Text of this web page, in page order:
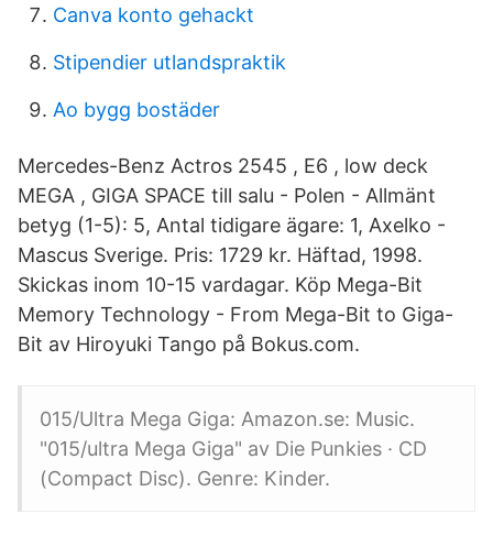
Canva konto gehackt
Stipendier utlandspraktik
Ao bygg bostäder
Mercedes-Benz Actros 2545 , E6 , low deck
MEGA , GIGA SPACE till salu - Polen - Allmänt
betyg (1-5): 5, Antal tidigare ägare: 1, Axelko -
Mascus Sverige. Pris: 1729 kr. Häftad, 1998.
Skickas inom 10-15 vardagar. Köp Mega-Bit
Memory Technology - From Mega-Bit to Giga-
Bit av Hiroyuki Tango på Bokus.com.
015/Ultra Mega Giga: Amazon.se: Music.
"015/ultra Mega Giga" av Die Punkies · CD
(Compact Disc). Genre: Kinder.